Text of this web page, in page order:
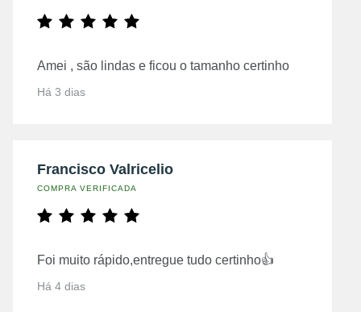
Amei , são lindas e ficou o tamanho certinho
Há 3 dias
Francisco Valricelio
COMPRA VERIFICADA
Foi muito rápido,entregue tudo certinho👍
Há 4 dias